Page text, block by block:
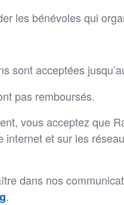
les bénévoles qui
sont acceptées
pas remboursés.
vous acceptez que
internet et sur les
dans nos
.